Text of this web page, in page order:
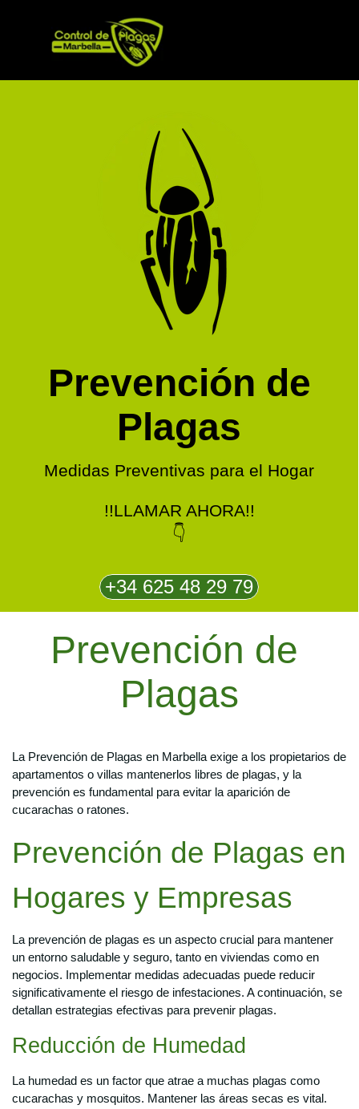
Saltar menú
Prevención de
Plagas
Medidas Preventivas para el Hogar
!!LLAMAR AHORA!!
👇
+34 625 48 29 79
Prevención de
Plagas
La Prevención de Plagas en Marbella exige a los propietarios de
apartamentos o villas mantenerlos libres de plagas, y la
prevención es fundamental para evitar la aparición de
cucarachas o ratones.
Prevención de Plagas en
Hogares y Empresas
La prevención de plagas es un aspecto crucial para mantener
un entorno saludable y seguro, tanto en viviendas como en
negocios. Implementar medidas adecuadas puede reducir
significativamente el riesgo de infestaciones. A continuación, se
detallan estrategias efectivas para prevenir plagas.
Reducción de Humedad
La humedad es un factor que atrae a muchas plagas como
cucarachas y mosquitos. Mantener las áreas secas es vital.